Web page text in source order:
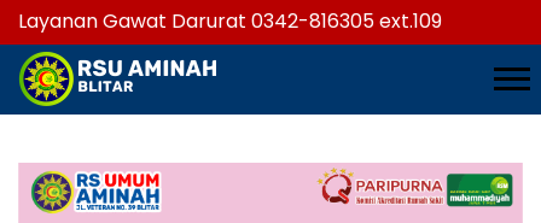
Layanan Gawat Darurat 0342-816305 ext.109